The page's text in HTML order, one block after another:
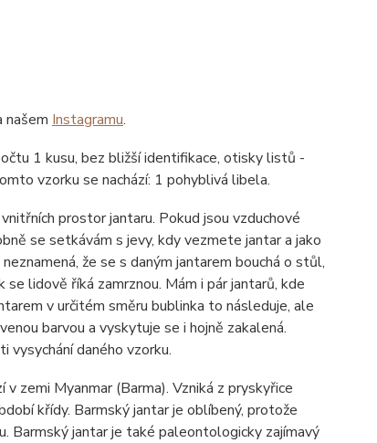
našem Instagramu.
1 kusu, bez bližší identifikace, otisky listů -
vzorku se nachází: 1 pohyblivá libela.
prostor jantaru. Pokud jsou vzduchové
se setkávám s jevy, kdy vezmete jantar a jako
že se s daným jantarem bouchá o stůl,
lidově říká zamrznou. Mám i pár jantarů, kde
v určitém směru bublinka to následuje, ale
barvou a vyskytuje se i hojně zakalená.
vysychání daného vzorku.
zemi Myanmar (Barma). Vzniká z pryskyřice
křídy. Barmský jantar je oblíbený, protože
Barmský jantar je také paleontologicky zajímavý